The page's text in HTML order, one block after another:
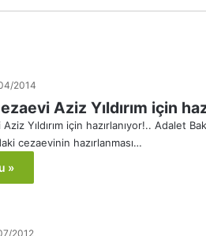
2014
Aziz Yıldırım için
Yıldırım için hazırlanıyor!.. Adalet
cezaevinin hazırlanması…
»
2012